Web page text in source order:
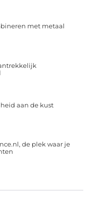
met metaal
aan de kust
de plek waar je